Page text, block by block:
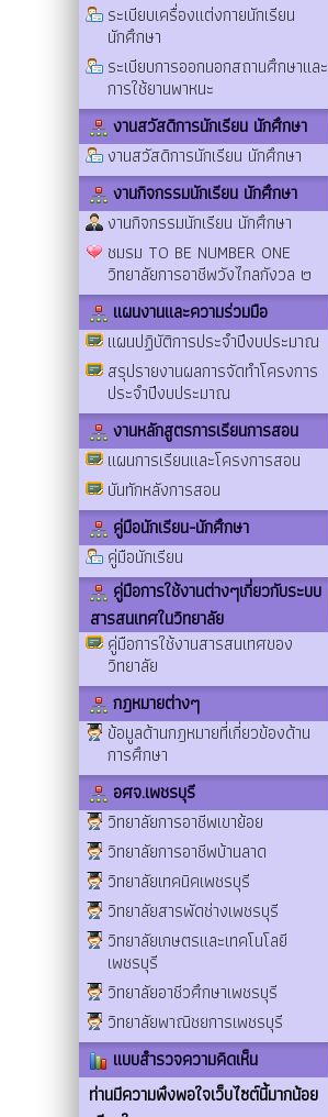
ระเบียบเครื่องแต่งกายนักเรียน
นักศึกษา
ระเบียบการออกนอกสถานศึกษาและ
การใช้ยานพาหนะ
งานสวัสดิการนักเรียน นักศึกษา
งานสวัสดิการนักเรียน นักศึกษา
งานกิจกรรมนักเรียน นักศึกษา
งานกิจกรรมนักเรียน นักศึกษา
ชมรม TO BE NUMBER ONE
วิทยาลัยการอาชีพวังไกลกังวล ๒
แผนงานและความร่วมมือ
แผนปฏิบัติการประจำปีงบประมาณ
สรุปรายงานผลการจัดทำโครงการ
ประจำปีงบประมาณ
งานหลักสูตรการเรียนการสอน
แผนการเรียนและโครงการสอน
บันทักหลังการสอน
คู่มือนักเรียน-นักศึกษา
คู่มือนักเรียน
คู่มือการใช้งานต่างๆเกี่ยวกับระบบ
สารสนเทศในวิทยาลัย
คู่มือการใช้งานสารสนเทศของ
วิทยาลัย
กฎหมายต่างๆ
ข้อมูลด้านกฎหมายที่เกี่ยวข้องด้าน
การศึกษา
อศจ.เพชรบุรี
วิทยาลัยการอาชีพเขาย้อย
วิทยาลัยการอาชีพบ้านลาด
วิทยาลัยเทคนิคเพชรบุรี
วิทยาลัยสารพัดช่างเพชรบุรี
วิทยาลัยเกษตรและเทคโนโลยี
เพชรบุรี
วิทยาลัยอาชีวศึกษาเพชรบุรี
วิทยาลัยพาณิชยการเพชรบุรี
แบบสำรวจความคิดเห็น
ท่านมีความพึงพอใจเว็บไซต์นี้มากน้อย